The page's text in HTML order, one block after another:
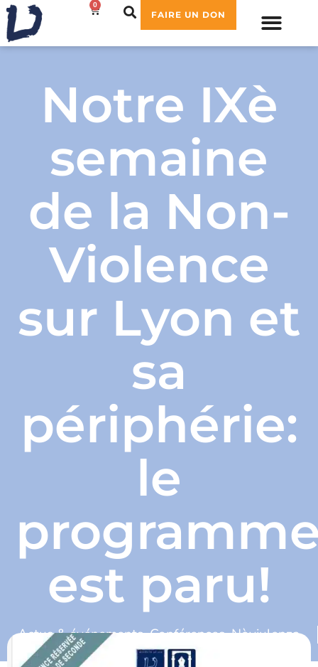
€ 0
FAIRE UN DON
Notre IXè
semaine
de la Non-
Violence
sur Lyon et
sa
périphérie:
le
est paru!
Actus & événements,Conférences,Nòviulenza
15 janvier 2026